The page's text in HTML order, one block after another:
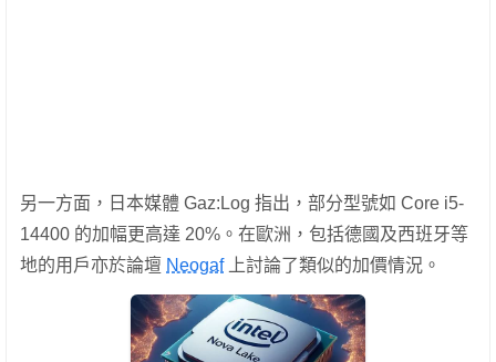
另一方面，日本媒體 Gaz:Log 指出，部分型號如 Core i5-
14400 的加幅更高達 20%。在歐洲，包括德國及西班牙等
地的用戶亦於論壇 Neogaf上討論了類似的加價情況。